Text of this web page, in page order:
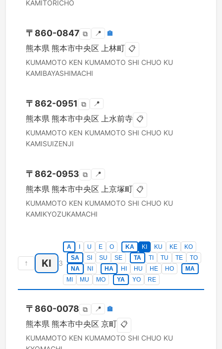
KAMITORICHO
〒 860-0847 ⧉ 📍 🏣
熊本県 熊本市中央区 上林町 📋
KUMAMOTO KEN KUMAMOTO SHI CHUO KU
KAMIBAYASHIMACHI
〒 862-0951 ⧉ 📍
熊本県 熊本市中央区 上水前寺 📋
KUMAMOTO KEN KUMAMOTO SHI CHUO KU
KAMISUIZENJI
〒 862-0953 ⧉ 📍
熊本県 熊本市中央区 上京塚町 📋
KUMAMOTO KEN KUMAMOTO SHI CHUO KU
KAMIKYOZUKAMACHI
↑ KI 3
A U E O KA KI KU KE
KO
SA
SI SU SE TA TI TU TE
TO
NA
NI HA HI HU HE HO
MA
MI
MU MO YA YO RE
〒 860-0078 ⧉ 📍 🏣
熊本県 熊本市中央区 京町 📋
KUMAMOTO KEN KUMAMOTO SHI CHUO KU